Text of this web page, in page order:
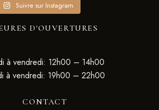
Suivre sur Instagram
D'OUVERTURES
à vendredi: 12h00 – 14h00
à vendredi: 19h00 – 22h00
CONTACT